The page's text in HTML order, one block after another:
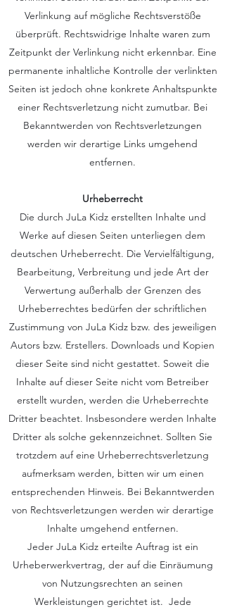
Verlinkung auf mögliche Rechtsverstöße
überprüft. Rechtswidrige Inhalte waren zum
Zeitpunkt der Verlinkung nicht erkennbar. Eine
permanente inhaltliche Kontrolle der verlinkten
Seiten ist jedoch ohne konkrete Anhaltspunkte
einer Rechtsverletzung nicht zumutbar. Bei
Bekanntwerden von Rechtsverletzungen
werden wir derartige Links umgehend
entfernen.
Urheberrecht
Die durch JuLa Kidz erstellten Inhalte und
Werke auf diesen Seiten unterliegen dem
deutschen Urheberrecht. Die Vervielfältigung,
Bearbeitung, Verbreitung und jede Art der
Verwertung außerhalb der Grenzen des
Urheberrechtes bedürfen der schriftlichen
Zustimmung von JuLa Kidz bzw. des jeweiligen
Autors bzw. Erstellers. Downloads und Kopien
dieser Seite sind nicht gestattet. Soweit die
Inhalte auf dieser Seite nicht vom Betreiber
erstellt wurden, werden die Urheberrechte
Dritter beachtet. Insbesondere werden Inhalte
Dritter als solche gekennzeichnet. Sollten Sie
trotzdem auf eine Urheberrechtsverletzung
aufmerksam werden, bitten wir um einen
entsprechenden Hinweis. Bei Bekanntwerden
von Rechtsverletzungen werden wir derartige
Inhalte umgehend entfernen.
Jeder JuLa Kidz erteilte Auftrag ist ein
Urheberwerkvertrag, der auf die Einräumung
von Nutzungsrechten an seinen
Werkleistungen gerichtet ist. Jede